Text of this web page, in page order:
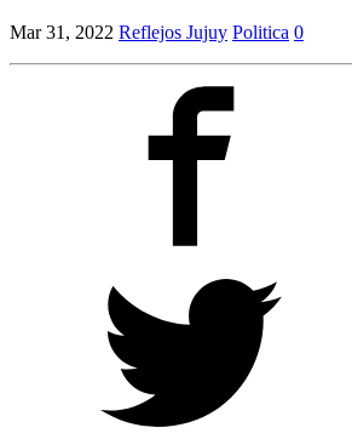
Mar 31, 2022 Reflejos Jujuy Politica 0